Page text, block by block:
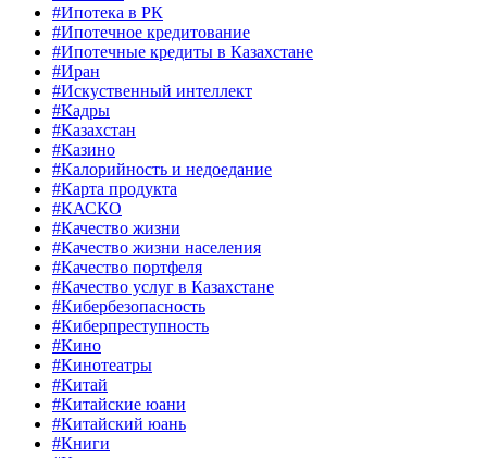
#Ипотека в РК
#Ипотечное кредитование
#Ипотечные кредиты в Казахстане
#Иран
#Искуственный интеллект
#Кадры
#Казахстан
#Казино
#Калорийность и недоедание
#Карта продукта
#КАСКО
#Качество жизни
#Качество жизни населения
#Качество портфеля
#Качество услуг в Казахстане
#Кибербезопасность
#Киберпреступность
#Кино
#Кинотеатры
#Китай
#Китайские юани
#Китайский юань
#Книги